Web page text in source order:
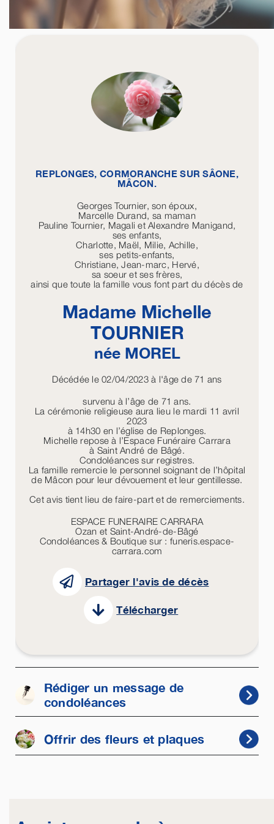
REPLONGES, CORMORANCHE SUR SÂONE,
MÂCON.
Georges Tournier, son époux,
Marcelle Durand, sa maman
Pauline Tournier, Magali et Alexandre Manigand,
ses enfants,
Charlotte, Maël, Milie, Achille,
ses petits-enfants,
Christiane, Jean-marc, Hervé,
sa soeur et ses frères,
ainsi que toute la famille vous font part du décès de
Madame Michelle
TOURNIER
née MOREL
Décédée le 02/04/2023 à l'âge de 71 ans
survenu à l’âge de 71 ans.
La cérémonie religieuse aura lieu le mardi 11 avril
2023
à 14h30 en l’église de Replonges.
Michelle repose à l’Espace Funéraire Carrara
à Saint André de Bâgé.
Condoléances sur registres.
La famille remercie le personnel soignant de l’hôpital
de Mâcon pour leur dévouement et leur gentillesse.
Cet avis tient lieu de faire-part et de remerciements.
ESPACE FUNERAIRE CARRARA
Ozan et Saint-André-de-Bâgé
Condoléances & Boutique sur : funeris.espace-
carrara.com
Partager l'avis de décès
Télécharger
Rédiger un message de
condoléances
Offrir des fleurs et plaques